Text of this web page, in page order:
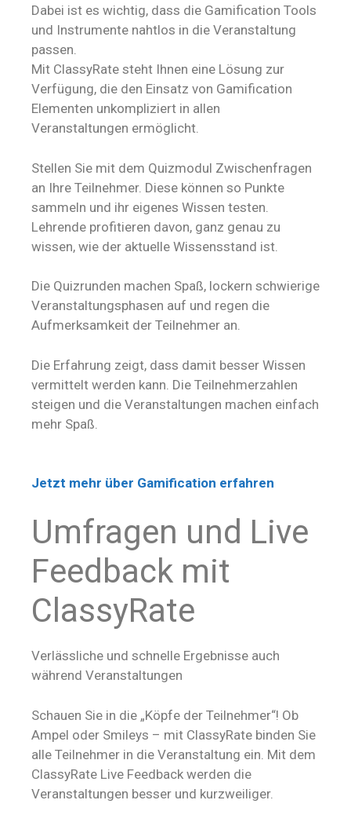
Dabei ist es wichtig, dass die Gamification Tools
und Instrumente nahtlos in die Veranstaltung
passen.
Mit ClassyRate steht Ihnen eine Lösung zur
Verfügung, die den Einsatz von Gamification
Elementen unkompliziert in allen
Veranstaltungen ermöglicht.
Stellen Sie mit dem Quizmodul Zwischenfragen
an Ihre Teilnehmer. Diese können so Punkte
sammeln und ihr eigenes Wissen testen.
Lehrende profitieren davon, ganz genau zu
wissen, wie der aktuelle Wissensstand ist.
Die Quizrunden machen Spaß, lockern schwierige
Veranstaltungsphasen auf und regen die
Aufmerksamkeit der Teilnehmer an.
Die Erfahrung zeigt, dass damit besser Wissen
vermittelt werden kann. Die Teilnehmerzahlen
steigen und die Veranstaltungen machen einfach
mehr Spaß.
Jetzt mehr über Gamification erfahren
Umfragen und Live
Feedback mit
ClassyRate
Verlässliche und schnelle Ergebnisse auch
während Veranstaltungen
Schauen Sie in die „Köpfe der Teilnehmer“! Ob
Ampel oder Smileys – mit ClassyRate binden Sie
alle Teilnehmer in die Veranstaltung ein. Mit dem
ClassyRate Live Feedback werden die
Veranstaltungen besser und kurzweiliger.